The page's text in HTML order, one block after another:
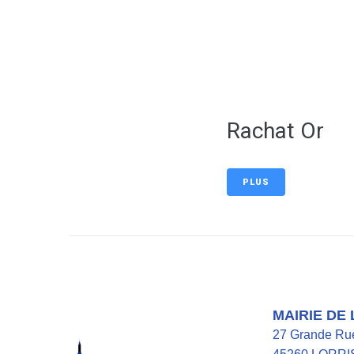
Rachat Or
PLUS
MAIRIE DE
27 Grande